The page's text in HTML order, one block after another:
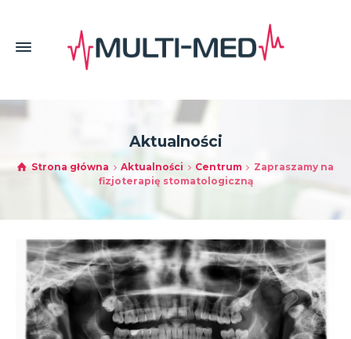
Aktualności
Strona główna Aktualności Centrum
Zapraszamy na
fizjoterapię stomatologiczną